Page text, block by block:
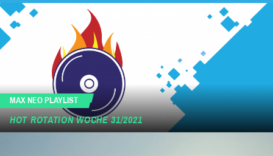
MAX NEO PLAYLIST
HOT ROTATION WOCHE 31/2021